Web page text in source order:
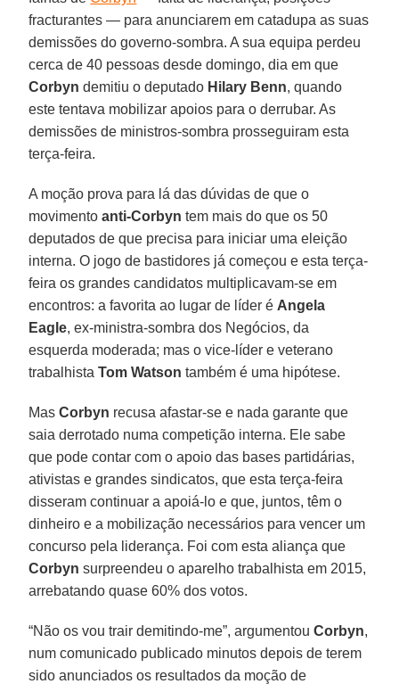
fracturantes — para anunciarem em catadupa as suas
demissões do governo-sombra. A sua equipa perdeu
cerca de 40 pessoas desde domingo, dia em que
Corbyn demitiu o deputado Hilary Benn, quando
este tentava mobilizar apoios para o derrubar. As
demissões de ministros-sombra prosseguiram esta
terça-feira.
A moção prova para lá das dúvidas de que o
movimentoanti-Corbyn tem mais do que os 50
deputados de que precisa para iniciar uma eleição
interna. O jogo de bastidores já começou e esta terça-
feira os grandes candidatos multiplicavam-se em
encontros: a favorita ao lugar de líder é Angela
Eagle, ex-ministra-sombra dos Negócios, da
esquerda moderada; mas o vice-líder e veterano
trabalhistaTom Watson também é uma hipótese.
MasCorbyn recusa afastar-se e nada garante que
saia derrotado numa competição interna. Ele sabe
que pode contar com o apoio das bases partidárias,
ativistas e grandes sindicatos, que esta terça-feira
disseram continuar a apoiá-lo e que, juntos, têm o
dinheiro e a mobilização necessários para vencer um
concurso pela liderança. Foi com esta aliança que
Corbyn surpreendeu o aparelho trabalhista em 2015,
arrebatando quase 60% dos votos.
“Não os vou trair demitindo-me”, argumentouCorbyn,
num comunicado publicado minutos depois de terem
sido anunciados os resultados da moção de